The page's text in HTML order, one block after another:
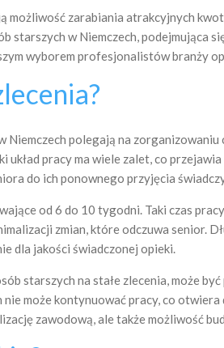
możliwość zarabiania atrakcyjnych
starszych w Niemczech, podejmująca
wyborem profesjonalistów branży
Niemczech polegają na
układ pracy ma wiele zalet, co
do ich ponownego przyjęcia
od 6 do 10 tygodni. Taki czas
zmian, które odczuwa senior.
dla jakości świadczonej opieki.
starszych na stałe zlecenia, może
może kontynuować pracy, co
zawodową, ale także możliwość